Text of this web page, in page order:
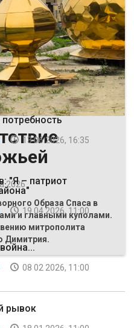
2026
Образа Спаса в
и главными куполами.
митрополита
Димитрия.
13 06 2026, 16:35
"Я – патриот
19 04 2026, 11:00
08 02 2026, 11:00
рывок